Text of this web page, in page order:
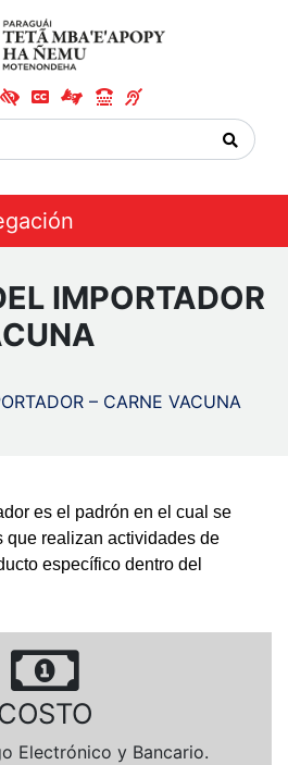
IMPORTADOR
– CARNE VACUNA
es el padrón en el cual se
que realizan actividades de
específico dentro del
Electrónico y Bancario.